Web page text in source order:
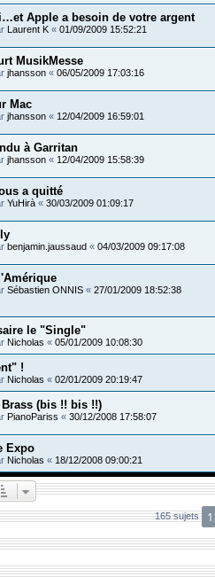
Apple a besoin de votre argent
Laurent K « 01/09/2009 15:52:21
MusikMesse
jhansson « 06/05/2009 17:03:16
Mac
jhansson « 12/04/2009 16:59:01
à Garritan
jhansson « 12/04/2009 15:58:39
a quitté
YuHirà « 30/03/2009 01:09:17
benjamin.jaussaud « 04/03/2009 09:17:08
Sébastien ONNIS « 27/01/2009 18:52:38
le "Single"
Nicholas « 05/01/2009 10:08:30
!
Nicholas « 02/01/2009 20:19:47
(bis !! bis !!)
PianoPariss « 30/12/2008 17:58:07
Expo
Nicholas « 18/12/2008 09:00:21
165 sujets 1